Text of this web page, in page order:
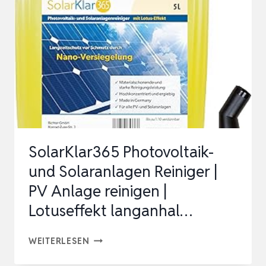
–
WASCHBÜRSTE
MIT
TELESKOPSTIEL
–
AUSZIEHBAR
TERRASSENDAC…
SolarKlar365 Photovoltaik-
und Solaranlagen Reiniger |
PV Anlage reinigen |
Lotuseffekt langanhal…
WEITERLESEN SOLARKLAR365